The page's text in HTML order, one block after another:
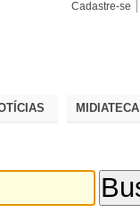
Cadastre-se
MIDIATECA